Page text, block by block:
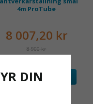
som ger
300 x 600 mm och
integrerat
att bära mellan
4m ProTube
8 007,20 kr
8 900 kr
InfoDIN